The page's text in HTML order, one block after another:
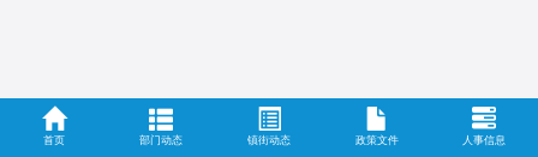
首页 部门动态 镇街动态 政策文件 人事信息